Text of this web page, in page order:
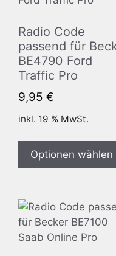
Radio Code
passend für
BE4790 Ford
Traffic Pro
9,95 €
inkl. 19 % MwSt.
Optionen wählen